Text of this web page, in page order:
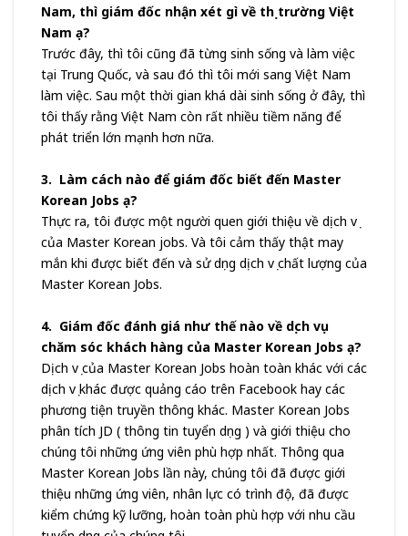
Nam, thì giám đốc nhận xét gì về thị trường Việt
Nam ạ?
Trước đây, thì tôi cũng đã từng sinh sống và làm việc
tại Trung Quốc, và sau đó thì tôi mới sang Việt Nam
làm việc. Sau một thời gian khá dài sinh sống ở đây, thì
tôi thấy rằng Việt Nam còn rất nhiều tiềm năng để
phát triển lớn mạnh hơn nữa.
3. Làm cách nào để giám đốc biết đến Master
Korean Jobs ạ?
Thực ra, tôi được một người quen giới thiệu về dịch vụ
của Master Korean jobs. Và tôi cảm thấy thật may
mắn khi được biết đến và sử dụng dịch vụ chất lượng của
Master Korean Jobs.
4. Giám đốc đánh giá như thế nào về dịch vụ
chăm sóc khách hàng của Master Korean Jobs ạ?
Dịch vụ của Master Korean Jobs hoàn toàn khác với các
dịch vụ khác được quảng cáo trên Facebook hay các
phương tiện truyền thông khác. Master Korean Jobs
phân tích JD ( thông tin tuyển dụng ) và giới thiệu cho
chúng tôi những ứng viên phù hợp nhất. Thông qua
Master Korean Jobs lần này, chúng tôi đã được giới
thiệu những ứng viên, nhân lực có trình độ, đã được
kiểm chứng kỹ lưỡng, hoàn toàn phù hợp với nhu cầu